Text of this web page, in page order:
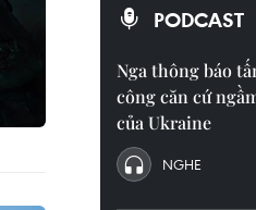
PODCAST
Nga thông báo
công căn cứ
của Ukraine
NGHE